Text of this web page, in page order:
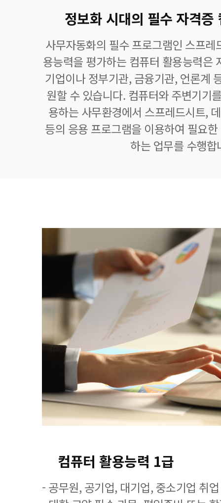
정보화 시대의 필수 자격증
사무자동화의 필수 프로그램인 스프
용능력을 평가하는 컴퓨터 활용능력은
기업이나 정부기관, 금융기관, 언론계
원할 수 있습니다. 컴퓨터와 주변기기
용하는 사무환경에서 스프레드시트,
등의 응용 프로그램을 이용하여 필요
하는 업무를 수행합
컴퓨터 활용능력 1급
- 공무원, 공기업, 대기업, 중소기업 취